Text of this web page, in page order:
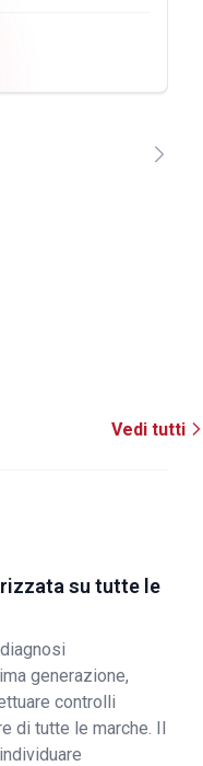
Vedi tutti
su tutte le
generazione,
controlli
di tutte le marche. Il